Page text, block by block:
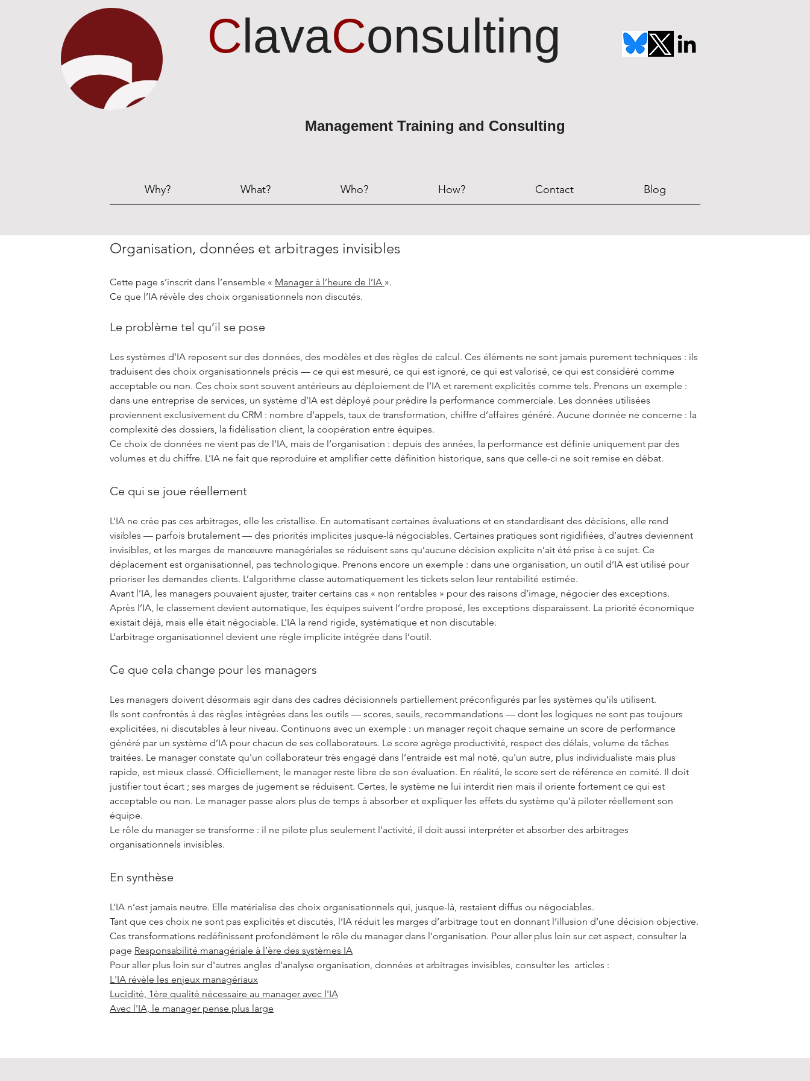
ClavaConsulting
Management Training and Consulting
Why? What? Who? How? Contact Blog
Organisation, données et arbitrages invisibles
Cette page s’inscrit dans l’ensemble « Manager à l’heure de l’IA ».
Ce que l’IA révèle des choix organisationnels non discutés.
Le problème tel qu’il se pose
Les systèmes d’IA reposent sur des données, des modèles et des règles de calcul. Ces éléments ne sont jamais purement techniques : ils
traduisent des choix organisationnels précis — ce qui est mesuré, ce qui est ignoré, ce qui est valorisé, ce qui est considéré comme
acceptable ou non. Ces choix sont souvent antérieurs au déploiement de l’IA et rarement explicités comme tels. Prenons un exemple :
dans une entreprise de services, un système d’IA est déployé pour prédire la performance commerciale. Les données utilisées
proviennent exclusivement du CRM : nombre d’appels, taux de transformation, chiffre d’affaires généré. Aucune donnée ne concerne : la
complexité des dossiers, la fidélisation client, la coopération entre équipes.
Ce choix de données ne vient pas de l’IA, mais de l’organisation : depuis des années, la performance est définie uniquement par des
volumes et du chiffre. L’IA ne fait que reproduire et amplifier cette définition historique, sans que celle-ci ne soit remise en débat.
Ce qui se joue réellement
L’IA ne crée pas ces arbitrages, elle les cristallise. En automatisant certaines évaluations et en standardisant des décisions, elle rend
visibles — parfois brutalement — des priorités implicites jusque-là négociables. Certaines pratiques sont rigidifiées, d’autres deviennent
invisibles, et les marges de manœuvre managériales se réduisent sans qu’aucune décision explicite n’ait été prise à ce sujet. Ce
déplacement est organisationnel, pas technologique. Prenons encore un exemple : dans une organisation, un outil d’IA est utilisé pour
prioriser les demandes clients. L’algorithme classe automatiquement les tickets selon leur rentabilité estimée.
Avant l’IA, les managers pouvaient ajuster, traiter certains cas « non rentables » pour des raisons d’image, négocier des exceptions.
Après l’IA, le classement devient automatique, les équipes suivent l’ordre proposé, les exceptions disparaissent. La priorité économique
existait déjà, mais elle était négociable. L’IA la rend rigide, systématique et non discutable.
L’arbitrage organisationnel devient une règle implicite intégrée dans l’outil.
Ce que cela change pour les managers
Les managers doivent désormais agir dans des cadres décisionnels partiellement préconfigurés par les systèmes qu’ils utilisent.
Ils sont confrontés à des règles intégrées dans les outils — scores, seuils, recommandations — dont les logiques ne sont pas toujours
explicitées, ni discutables à leur niveau. Continuons avec un exemple : un manager reçoit chaque semaine un score de performance
généré par un système d’IA pour chacun de ses collaborateurs. Le score agrège productivité, respect des délais, volume de tâches
traitées. Le manager constate qu'un collaborateur très engagé dans l’entraide est mal noté, qu'un autre, plus individualiste mais plus
rapide, est mieux classé. Officiellement, le manager reste libre de son évaluation. En réalité, le score sert de référence en comité. Il doit
justifier tout écart ; ses marges de jugement se réduisent. Certes, le système ne lui interdit rien mais il oriente fortement ce qui est
acceptable ou non. Le manager passe alors plus de temps à absorber et expliquer les effets du système qu’à piloter réellement son
équipe.
Le rôle du manager se transforme : il ne pilote plus seulement l’activité, il doit aussi interpréter et absorber des arbitrages
organisationnels invisibles.
En synthèse
L’IA n’est jamais neutre. Elle matérialise des choix organisationnels qui, jusque-là, restaient diffus ou négociables.
Tant que ces choix ne sont pas explicités et discutés, l’IA réduit les marges d’arbitrage tout en donnant l’illusion d’une décision objective.
Ces transformations redéfinissent profondément le rôle du manager dans l’organisation. Pour aller plus loin sur cet aspect, consulter la
page Responsabilité managériale à l’ère des systèmes IA
Pour aller plus loin sur d'autres angles d'analyse organisation, données et arbitrages invisibles, consulter les articles :
L'IA révèle les enjeux managériaux
Lucidité, 1ère qualité nécessaire au manager avec l'IA
Avec l'IA, le manager pense plus large